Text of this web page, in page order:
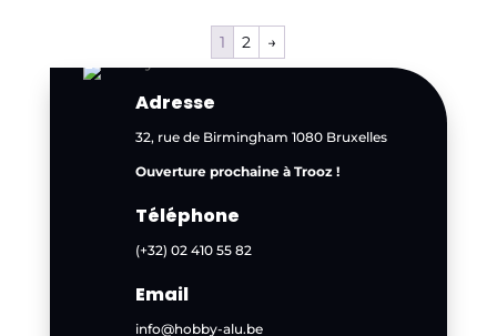
1 2 →
Adresse
32, rue de Birmingham 1080 Bruxelles
Ouverture prochaine à Trooz !
Téléphone
(+32) 02 410 55 82
Email
info@hobby-alu.be